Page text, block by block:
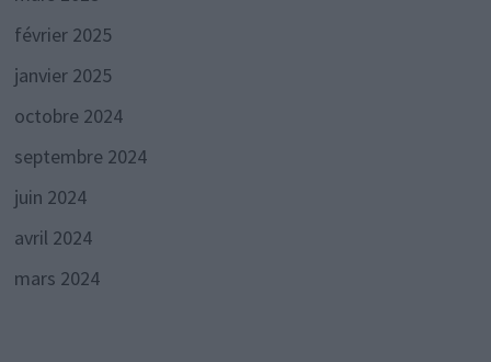
février 2025
janvier 2025
octobre 2024
septembre 2024
juin 2024
avril 2024
mars 2024